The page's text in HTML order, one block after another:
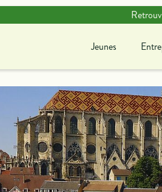
Jeunes
Blog
En savoir
association !